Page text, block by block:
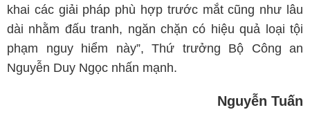
khai các giải pháp phù hợp trước mắt cũng như lâu
dài nhằm đấu tranh, ngăn chặn có hiệu quả loại tội
phạm nguy hiểm này”, Thứ trưởng Bộ Công an
Nguyễn Duy Ngọc nhấn mạnh.
Nguyễn Tuấn